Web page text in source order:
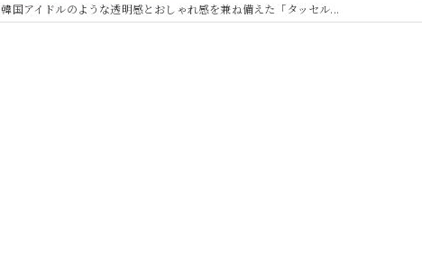
韓国アイドルのような透明感とおしゃれ感を兼ね備えた「タッセル...